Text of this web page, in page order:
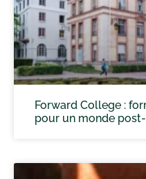
Forward College :
pour un monde